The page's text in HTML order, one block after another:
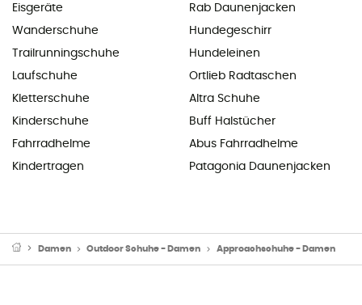
Eisgeräte
Wanderschuhe
Trailrunningschuhe
Laufschuhe
Kletterschuhe
Kinderschuhe
Fahrradhelme
Kindertragen
Rab Daunenjacken
Hundegeschirr
Hundeleinen
Ortlieb Radtaschen
Altra Schuhe
Buff Halstücher
Abus Fahrradhelme
Patagonia Daunenjacken
Damen Outdoor Schuhe - Damen Approachschuhe - Damen